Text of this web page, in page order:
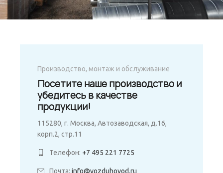
Производство, монтаж и обслуживание
Посетите наше производство и
убедитесь в качестве
продукции!
115280, г. Москва, Автозаводская, д.16,
корп.2, стр.11
Телефон: +7 495 221 7725
Почта: info@vozduhovod.ru